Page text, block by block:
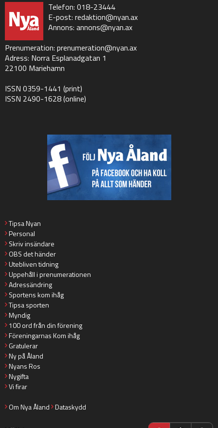
Telefon: 018-23444
E-post: redaktion@nyan.ax
Annons: annons@nyan.ax
Prenumeration: prenumeration@nyan.ax
Adress: Norra Esplanadgatan 1
22100 Mariehamn
ISSN 0359-1441 (print)
ISSN 2490-1628 (online)
Tipsa Nyan
Personal
Skriv insändare
OBS det händer
Utebliven tidning
Uppehåll i prenumerationen
Adressändring
Sportens kom ihåg
Tipsa sporten
Myndig
100 ord från din förening
Föreningarnas Kom ihåg
Gratulerar
Ny på Åland
Nyans Ros
Nygifta
Vi firar
Om Nya Åland Dataskydd